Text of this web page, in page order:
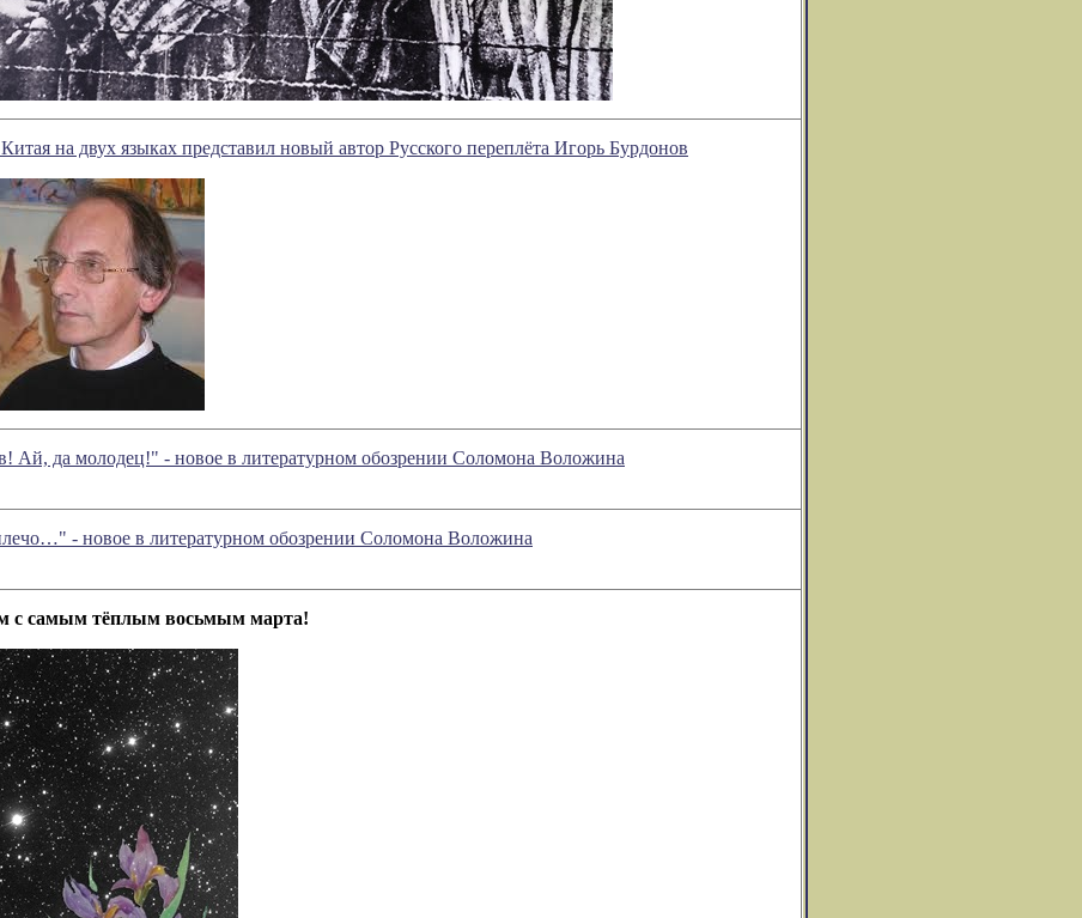
на двух языках представил новый автор Русского переплёта Игорь Бурдонов
Ай, да молодец!" - новое в литературном обозрении Соломона Воложина
- новое в литературном обозрении Соломона Воложина
с самым тёплым восьмым марта!